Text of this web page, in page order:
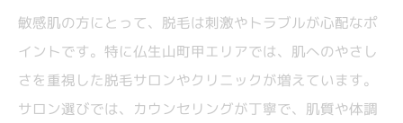
敏感肌の方にとって、脱毛は刺激やトラブルが心配なポ
イントです。特に仏生山町甲エリアでは、肌へのやさし
さを重視した脱毛サロンやクリニックが増えています。
サロン選びでは、カウンセリングが丁寧で、肌質や体調